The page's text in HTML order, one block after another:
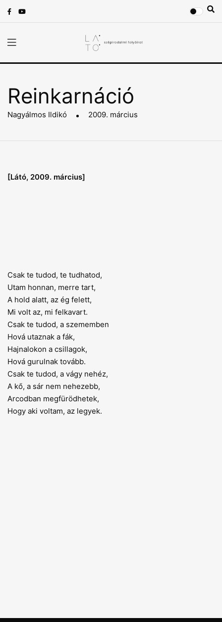
Reinkarnáció
Nagyálmos Ildikó 2009. március
[Látó, 2009. március]
Csak te tudod, te tudhatod,
Utam honnan, merre tart,
A hold alatt, az ég felett,
Mi volt az, mi felkavart.
Csak te tudod, a szememben
Hová utaznak a fák,
Hajnalokon a csillagok,
Hová gurulnak tovább.
Csak te tudod, a vágy nehéz,
A kő, a sár nem nehezebb,
Arcodban megfürödhetek,
Hogy aki voltam, az legyek.